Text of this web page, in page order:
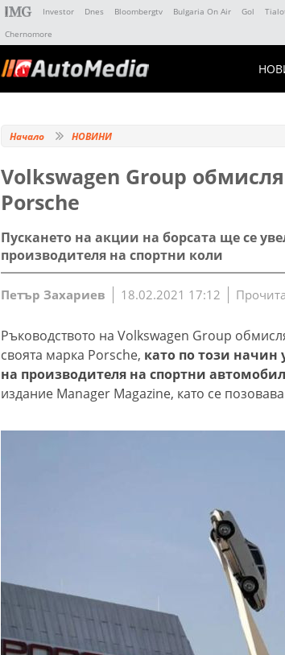
Investor Dnes Bloombergtv Bulgaria On Air Gol
Chernomore
Начало НОВИНИ
Volkswagen Group
Porsche
Пускането на акции на борсата ще се
производителя на спортни коли
Петър Захариев 18.02.2021 17:12
Ръководството на Volkswagen Group
своята марка Porsche, като по този начин
на производителя на спортни
издание Manager Magazine, като се